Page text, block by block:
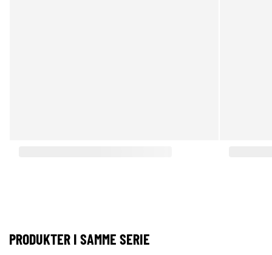
PRODUKTER I SAMME SERIE